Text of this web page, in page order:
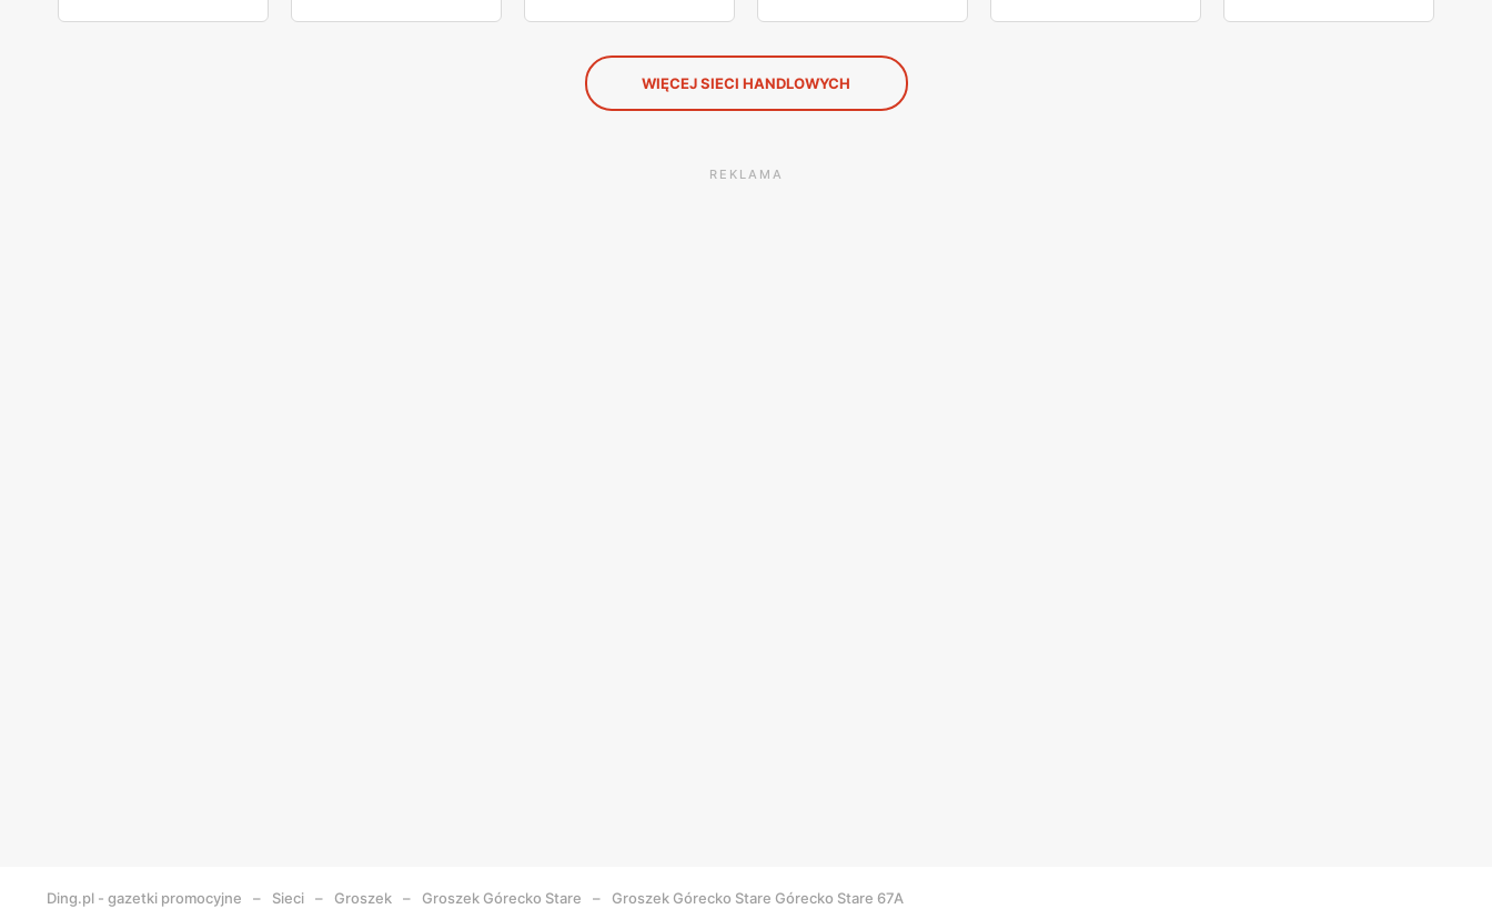
WIĘCEJ SIECI HANDLOWYCH
REKLAMA
Ding.pl - gazetki promocyjne Sieci Groszek Groszek Górecko Stare Groszek Górecko Stare Górecko Stare 67A